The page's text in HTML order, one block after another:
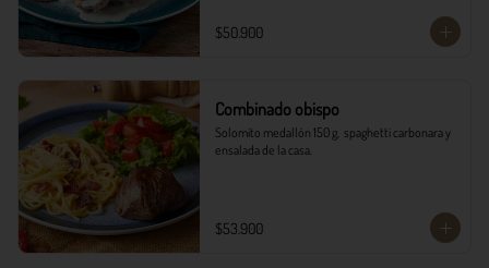
$50.900
Combinado obispo
Solomito medallón 150 g,  spaghetti carbonara y
ensalada de la casa.
$53.900